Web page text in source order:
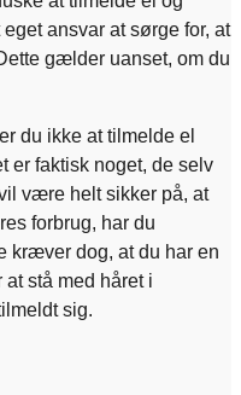
ansvar at sørge for, at
gælder uanset, om du
du ikke at tilmelde el
er faktisk noget, de selv
være helt sikker på, at
forbrug, har du
kræver dog, at du har en
stå med håret i
sig.